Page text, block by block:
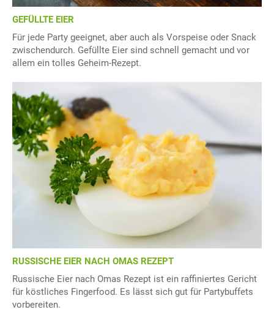
GEFÜLLTE EIER
Für jede Party geeignet, aber auch als Vorspeise oder Snack
zwischendurch. Gefüllte Eier sind schnell gemacht und vor
allem ein tolles Geheim-Rezept.
RUSSISCHE EIER NACH OMAS REZEPT
Russische Eier nach Omas Rezept ist ein raffiniertes Gericht
für köstliches Fingerfood. Es lässt sich gut für Partybuffets
vorbereiten.